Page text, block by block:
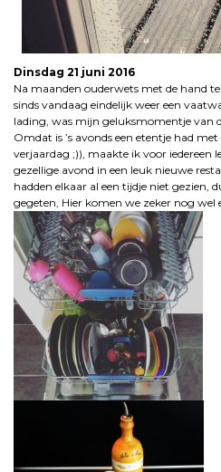
Dinsdag 21 juni 2016
Na maanden ouderwets met de hand
sinds vandaag eindelijk weer een
lading, was mijn geluksmomentje van
Omdat is ’s avonds een etentje had
verjaardag ;)), maakte ik voor iedereen
gezellige avond in een leuk nieuwe
hadden elkaar al een tijdje niet gezien,
gegeten, Hier komen we zeker nog wel